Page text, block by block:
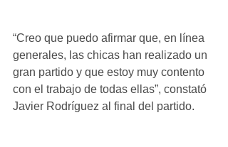
“Creo que puedo afirmar que, en línea
generales, las chicas han realizado un
gran partido y que estoy muy contento
con el trabajo de todas ellas”, constató
Javier Rodríguez al final del partido.